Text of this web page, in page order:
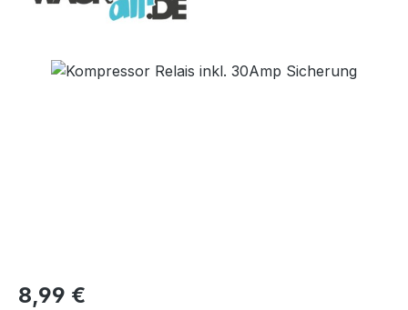
Bildergalerie überspringen
Regulärer Preis:
8,99 €